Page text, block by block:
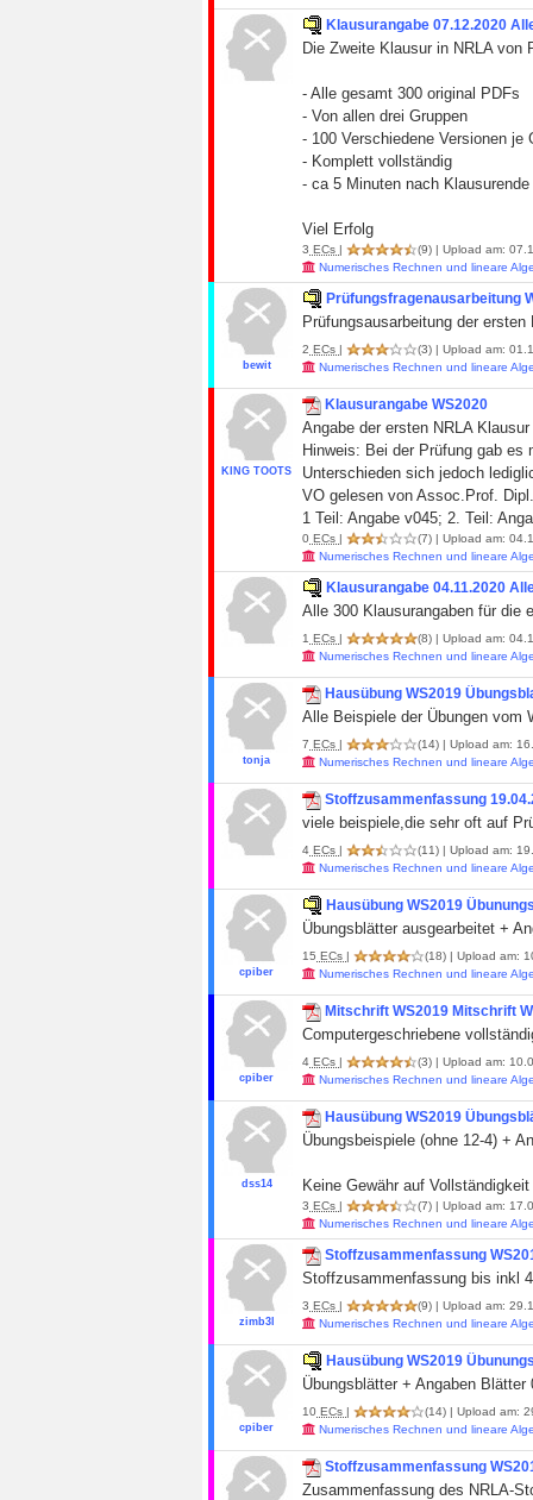
Klausurangabe 07.12.2020
Die Zweite Klausur in NRLA
- Alle gesamt 300 original PDFs
- Von allen drei Gruppen
- 100 Verschiedene Versionen je
- Komplett vollständig
- ca 5 Minuten nach
Viel Erfolg
3 ECs | (9) | Upload am:
Numerisches Rechnen und lineare
bewit
Prüfungsfragenausarbeitung
Prüfungsausarbeitung der ersten
2 ECs | (3) | Upload am:
Numerisches Rechnen und lineare
KING TOOTS
Klausurangabe WS2020
Angabe der ersten NRLA
Hinweis: Bei der Prüfung gab es
Unterschieden sich jedoch
VO gelesen von Assoc.Prof.
1 Teil: Angabe v045; 2. Teil:
0 ECs | (7) | Upload am:
Numerisches Rechnen und lineare
Klausurangabe 04.11.2020
Alle 300 Klausurangaben für die
1 ECs | (8) | Upload am:
Numerisches Rechnen und lineare
tonja
Hausübung WS2019
Alle Beispiele der Übungen vom
7 ECs | (14) | Upload am:
Numerisches Rechnen und lineare
Stoffzusammenfassung
viele beispiele,die sehr oft auf
4 ECs | (11) | Upload am:
Numerisches Rechnen und lineare
cpiber
Hausübung WS2019
Übungsblätter ausgearbeitet +
15 ECs | (18) | Upload am:
Numerisches Rechnen und lineare
cpiber
Mitschrift WS2019 Mitschrift
Computergeschriebene
4 ECs | (3) | Upload am:
Numerisches Rechnen und lineare
dss14
Hausübung WS2019
Übungsbeispiele (ohne 12-4) +
Keine Gewähr auf
3 ECs | (7) | Upload am:
Numerisches Rechnen und lineare
zimb3l
Stoffzusammenfassung
Stoffzusammenfassung bis inkl
3 ECs | (9) | Upload am:
Numerisches Rechnen und lineare
cpiber
Hausübung WS2019
Übungsblätter + Angaben Blätter
10 ECs | (14) | Upload am:
Numerisches Rechnen und lineare
Stoffzusammenfassung
Zusammenfassung des NRLA-